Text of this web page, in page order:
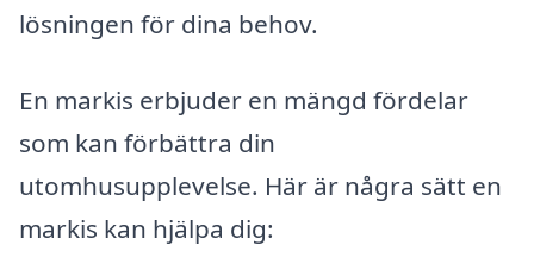
lösningen för dina behov.
En markis erbjuder en mängd fördelar
som kan förbättra din
utomhusupplevelse. Här är några sätt en
markis kan hjälpa dig: